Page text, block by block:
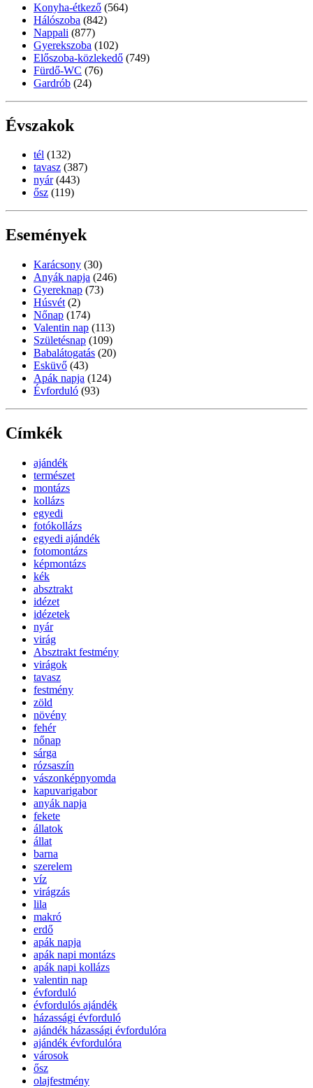
Konyha-étkező (564)
Hálószoba (842)
Nappali (877)
Gyerekszoba (102)
Előszoba-közlekedő (749)
Fürdő-WC (76)
Gardrób (24)
Évszakok
tél (132)
tavasz (387)
nyár (443)
ősz (119)
Események
Karácsony (30)
Anyák napja (246)
Gyereknap (73)
Húsvét (2)
Nőnap (174)
Valentin nap (113)
Születésnap (109)
Babalátogatás (20)
Esküvő (43)
Apák napja (124)
Évforduló (93)
Címkék
ajándék
természet
montázs
kollázs
egyedi
fotókollázs
egyedi ajándék
fotomontázs
képmontázs
kék
absztrakt
idézet
idézetek
nyár
virág
Absztrakt festmény
virágok
tavasz
festmény
zöld
növény
fehér
nőnap
sárga
rózsaszín
vászonképnyomda
kapuvarigabor
anyák napja
fekete
állatok
állat
barna
szerelem
víz
virágzás
lila
makró
erdő
apák napja
apák napi montázs
apák napi kollázs
valentin nap
évforduló
évfordulós ajándék
házassági évforduló
ajándék házassági évfordulóra
ajándék évfordulóra
városok
ősz
olajfestmény